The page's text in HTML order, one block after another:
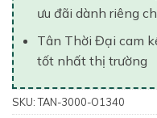
ưu đãi dành riêng
Tân Thời Đại cam
tốt nhất thị trường
SKU:TAN-3000-O1340